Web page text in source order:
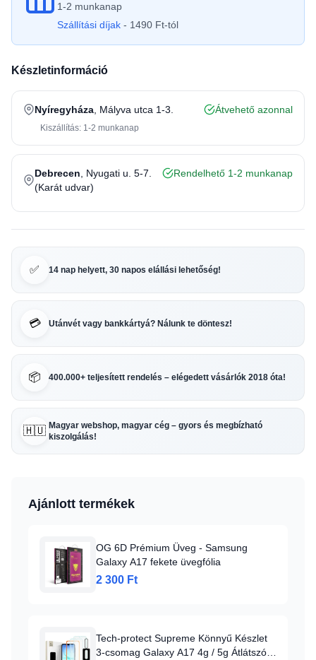
1-2 munkanap
Szállítási díjak - 1490 Ft-tól
Készletinformáció
Nyíregyháza , Mályva utca 1-3. Átvehető azonnal
Kiszállítás: 1-2 munkanap
Debrecen , Nyugati u. 5-7.
(Karát udvar)
Rendelhető 1-2 munkanap
✅ 14 nap helyett, 30 napos elállási lehetőség!
💳 Utánvét vagy bankkártyá? Nálunk te döntesz!
📦 400.000+ teljesített rendelés – elégedett vásárlók 2018 óta!
🇭🇺 Magyar webshop, magyar cég – gyors és megbízható
kiszolgálás!
Ajánlott termékek
OG 6D Prémium Üveg - Samsung
Galaxy A17 fekete üvegfólia
2 300 Ft
Tech-protect Supreme Könnyű Készlet
3-csomag Galaxy A17 4g / 5g Átlátszó